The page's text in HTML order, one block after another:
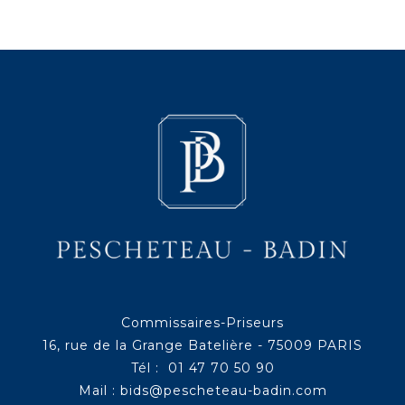
Commissaires-Priseurs
16, rue de la Grange Batelière - 75009 PARIS
Tél : 01 47 70 50 90
Mail : bids@pescheteau-badin.com